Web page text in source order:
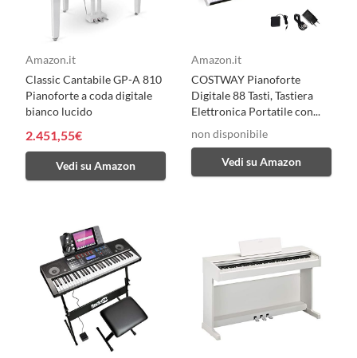
Amazon.it
Classic Cantabile GP-A 810
Pianoforte a coda digitale
bianco lucido
2.451,55€
Vedi su Amazon
Amazon.it
COSTWAY Pianoforte
Digitale 88 Tasti, Tastiera
Elettronica Portatile con...
non disponibile
Vedi su Amazon